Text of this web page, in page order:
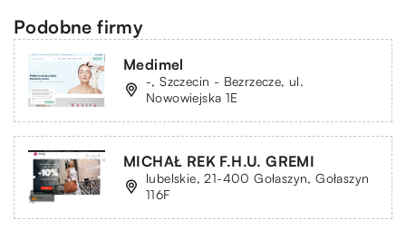
Podobne firmy
Medimel
-, Szczecin - Bezrzecze, ul.
Nowowiejska 1E
MICHAŁ REK F.H.U. GREMI
lubelskie, 21-400 Gołaszyn, Gołaszyn
116F